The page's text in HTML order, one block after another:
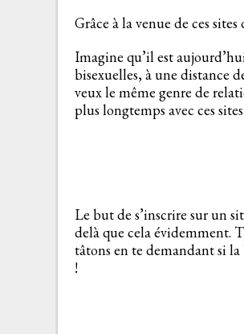
Grâce à la venue de ces
Imagine qu’il est
bisexuelles, à une distance
veux le même genre de
plus longtemps avec ces
Le but de s’inscrire sur un
delà que cela évidemment.
tâtons en te demandant si
!